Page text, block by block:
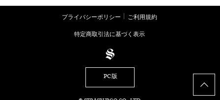
プライバシーポリシー
ご利用規約
特定商取引法に基づく表示
PC版